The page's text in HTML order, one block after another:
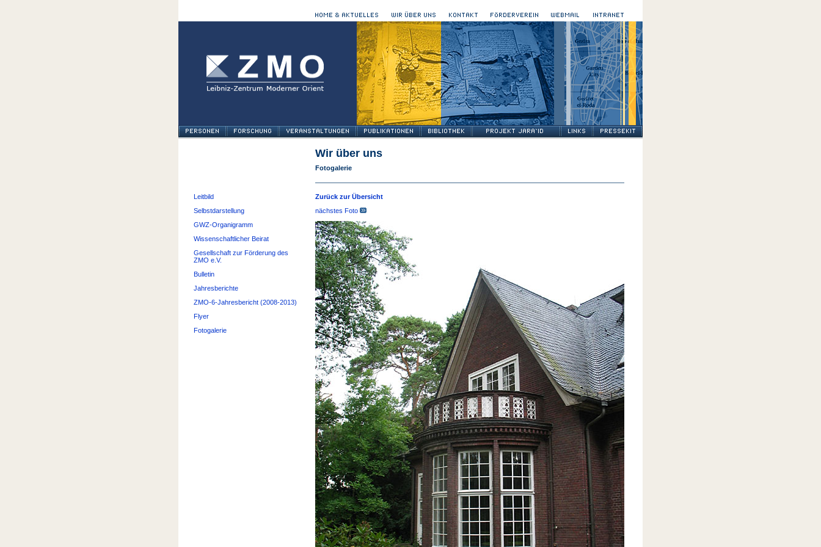
Wir über uns
Fotogalerie
Leitbild
Selbstdarstellung
GWZ-Organigramm
Wissenschaftlicher Beirat
Gesellschaft zur Förderung des
ZMO e.V.
Bulletin
Jahresberichte
ZMO-6-Jahresbericht (2008-2013)
Flyer
Fotogalerie
Zurück zur Übersicht
nächstes Foto